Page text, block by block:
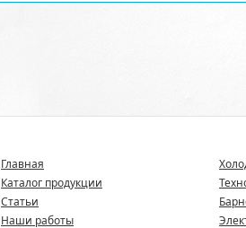
Главная
Каталог продукции
Статьи
Наши работы